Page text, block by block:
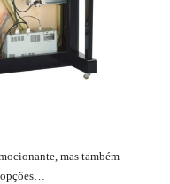
mas também
opções…